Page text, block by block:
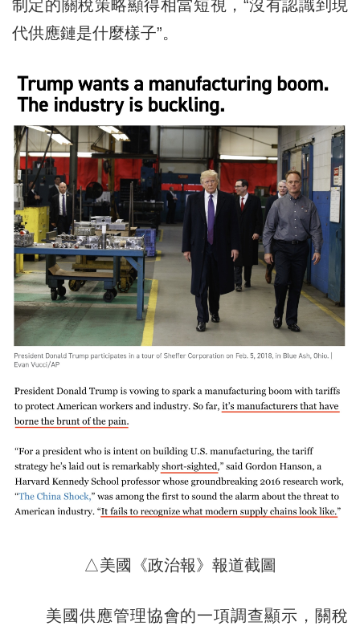
制定的關稅策略顯得相當短視，“沒有認識到現
代供應鏈是什麼樣子”。
△美國《政治報》報道截圖
美國供應管理協會的一項調查顯示，關稅